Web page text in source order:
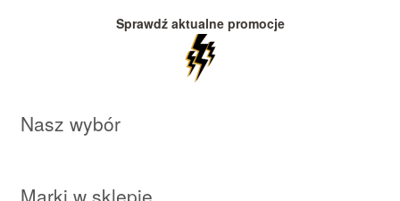
Sprawdź aktualne promocje
Nasz wybór
Marki w sklepie